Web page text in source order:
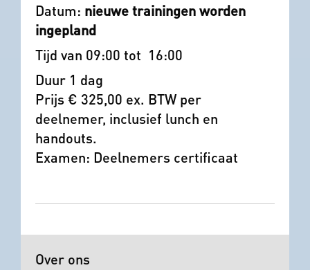
Datum: nieuwe trainingen worden
ingepland
Tijd van 09:00 tot 16:00
Duur 1 dag
Prijs € 325,00 ex. BTW per
deelnemer, inclusief lunch en
handouts.
Examen: Deelnemers certificaat
Over ons